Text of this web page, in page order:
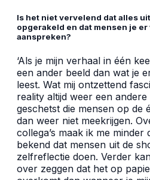
Is het niet vervelend dat alles
opgerakeld en dat mensen je
aanspreken?
‘Als je mijn verhaal in één
een ander beeld dan wat je
leest. Wat mij ontzettend
reality altijd weer een
geschetst die mensen op de
dan weer niet meekrijgen.
collega’s maak ik me
bekend dat mensen uit de
zelfreflectie doen. Verder
over zeggen dat het op